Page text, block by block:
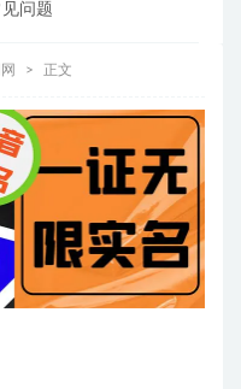
问题
正文